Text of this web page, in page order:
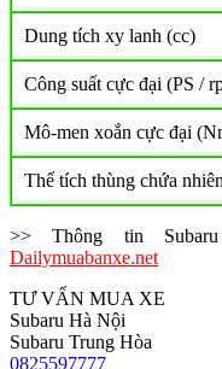
Dung tích xy lanh (cc)
Công suất cực đại (PS /
Mô-men xoắn cực đại
Thể tích thùng chứa
>> Thông tin
Dailymuabanxe.net
TƯ VẤN MUA XE
Subaru Hà Nội
Subaru Trung Hòa
0825597777